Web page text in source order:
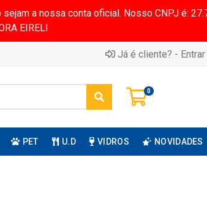
a nossa conta oficial. Nosso CNPJ é:
EIRELI
Já é cliente? - Entrar
0
PET U.D VIDROS NOVIDADES